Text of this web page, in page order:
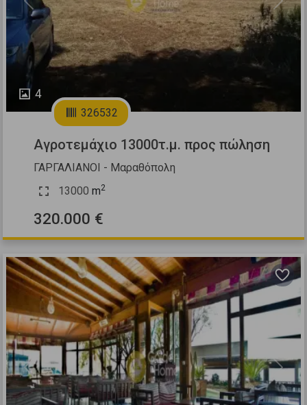
4
Previous Next
326532
Αγροτεμάχιο 13000τ.μ. προς πώληση
ΓΑΡΓΑΛΙΑΝΟΙ - Μαραθόπολη
13000 m2
320.000 €
Previous Next